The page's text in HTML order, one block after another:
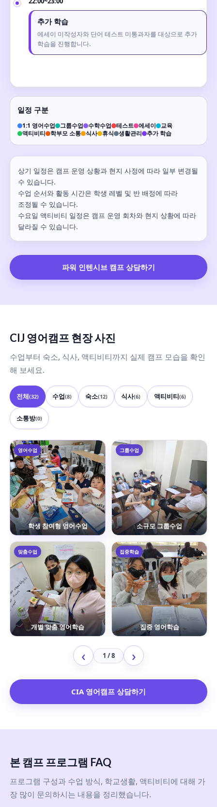
추가 학습
에세이 미작성자와 단어 테스트 미통과자를 대상으로 추가
학습을 진행합니다.
일정 구분
1:1 영어수업 그룹수업 수학수업 테스트 에세이
교육
액티비티
학부모 소통 식사 휴식 생활관리 추가 학습
상기 일정은 캠프 운영 상황과 현지 사정에 따라 일부 변경될
수 있습니다.
수업 순서와 활동 시간은 학생 레벨 및 반 배정에 따라
조정될 수 있습니다.
수요일 액티비티 일정은 캠프 운영 회차와 현지 상황에 따라
달라질 수 있습니다.
파워 인텐시브 캠프 상담하기
CIJ 영어캠프 현장 사진
수업부터 숙소, 식사, 액티비티까지 실제 캠프 모습을 확인
해 보세요.
전체(32) 수업(8) 숙소(12) 식사(6) 액티비티(6)
소통방(0)
영어수업
학생 참여형 영어수업
그룹수업
소규모 그룹수업
맞춤수업
개별 맞춤 영어학습
집중학습
집중 영어학습
‹ 1 / 8 ›
CIA 영어캠프 상담하기
본 캠프 프로그램 FAQ
프로그램 구성과 수업 방식, 학교생활, 액티비티에 대해 가
장 많이 문의하시는 내용을 정리했습니다.